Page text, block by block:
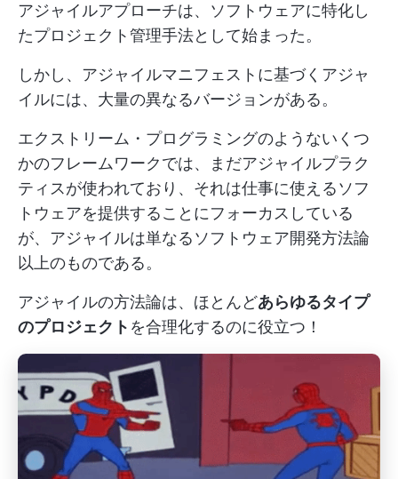
アジャイルアプローチは、ソフトウェアに特化し
たプロジェクト管理手法として始まった。
しかし、アジャイルマニフェストに基づくアジャ
イルには、大量の異なるバージョンがある。
エクストリーム・プログラミングのようないくつ
かのフレームワークでは、まだアジャイルプラク
ティスが使われており、それは仕事に使えるソフ
トウェアを提供することにフォーカスしている
が、アジャイルは単なるソフトウェア開発方法論
以上のものである。
アジャイルの方法論は、ほとんどあらゆるタイプ
のプロジェクト を合理化するのに役立つ！